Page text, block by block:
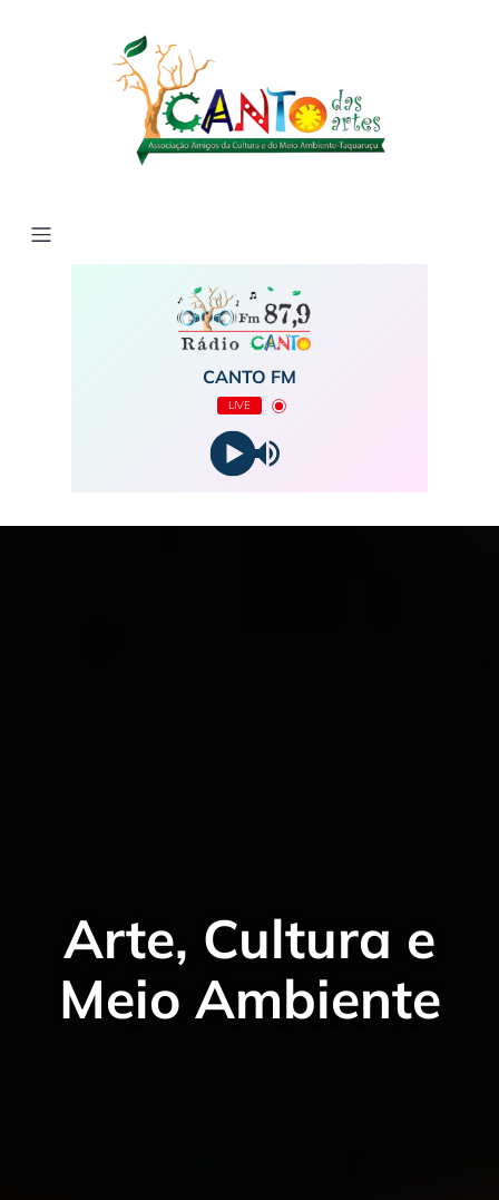
CANTO FM
LIVE
Arte, Cultura e
Meio Ambiente